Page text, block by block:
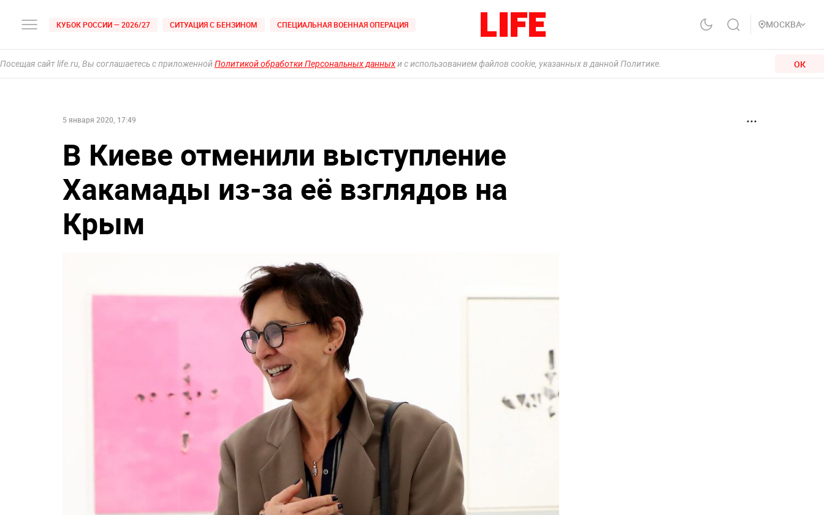
КУБОК РОССИИ — 2026/27 СИТУАЦИЯ С БЕНЗИНОМ СПЕЦИАЛЬНАЯ ВОЕННАЯ ОПЕРАЦИЯ МОСКВА
Посещая сайт life.ru, Вы соглашаетесь с приложеннойПолитикой обработки Персональных данныхи с использованием файлов cookie, указанных в данной Политике. ОК
5 января 2020, 17:49
В Киеве отменили выступление
Хакамады из-за её взглядов на
Крым